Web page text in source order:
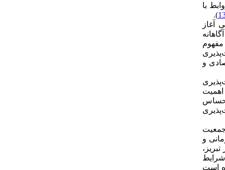
با
).
آغاز
مفهوم مسئولیت‌پذیری
و
اهمیت
احساس
محسوب می‌شد. این شهر بیش از 41 درصد از جمعیت
و
است